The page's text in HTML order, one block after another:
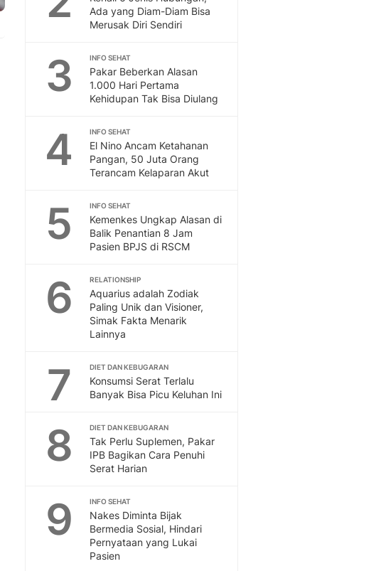
Ada yang Diam-Diam Bisa
Merusak Diri Sendiri
3 INFO SEHAT
Pakar Beberkan Alasan
1.000 Hari Pertama
Kehidupan Tak Bisa Diulang
4 INFO SEHAT
El Nino Ancam Ketahanan
Pangan, 50 Juta Orang
Terancam Kelaparan Akut
5 INFO SEHAT
Kemenkes Ungkap Alasan di
Balik Penantian 8 Jam
Pasien BPJS di RSCM
6 RELATIONSHIP
Aquarius adalah Zodiak
Paling Unik dan Visioner,
Simak Fakta Menarik
Lainnya
7 DIET DAN KEBUGARAN
Konsumsi Serat Terlalu
Banyak Bisa Picu Keluhan Ini
8 DIET DAN KEBUGARAN
Tak Perlu Suplemen, Pakar
IPB Bagikan Cara Penuhi
Serat Harian
9 INFO SEHAT
Nakes Diminta Bijak
Bermedia Sosial, Hindari
Pernyataan yang Lukai
Pasien